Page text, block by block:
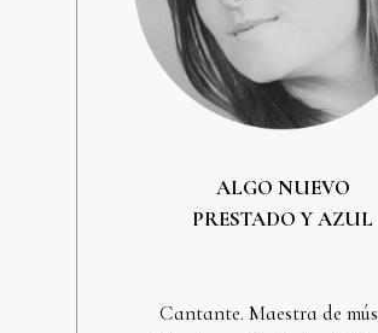
ALGO NUEVO
PRESTADO Y AZUL
Cantante. Maestra de